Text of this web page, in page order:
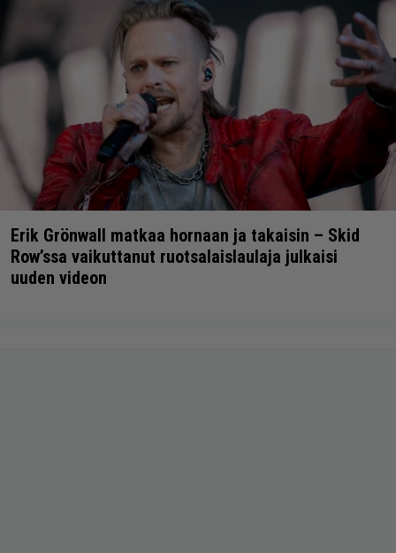
Erik Grönwall matkaa hornaan ja takaisin – Skid
Row’ssa vaikuttanut ruotsalaislaulaja julkaisi
uuden videon